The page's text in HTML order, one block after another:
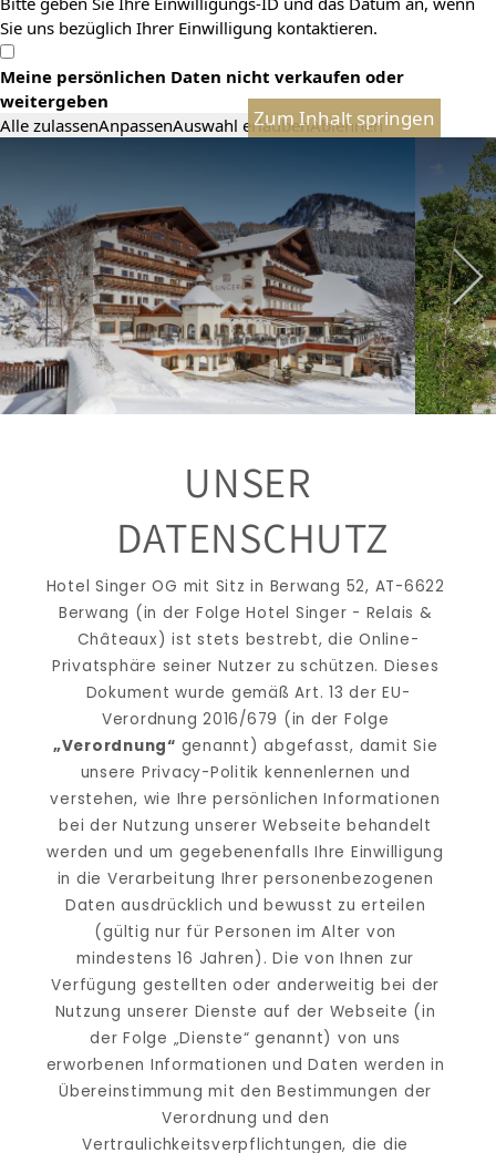
Sie uns bezüglich Ihrer Einwilligung kontaktieren.
Meine persönlichen Daten nicht verkaufen oder
weitergeben
Alle zulassenAnpassenAuswahl erlaubenAblehnen
Zum Inhalt springen
UNSER
DATENSCHUTZ
Hotel Singer OG mit Sitz in Berwang 52, AT-6622
Berwang (in der Folge Hotel Singer - Relais &
Châteaux) ist stets bestrebt, die Online-
Privatsphäre seiner Nutzer zu schützen. Dieses
Dokument wurde gemäß Art. 13 der EU-
Verordnung 2016/679 (in der Folge
„Verordnung“ genannt) abgefasst, damit Sie
unsere Privacy-Politik kennenlernen und
verstehen, wie Ihre persönlichen Informationen
bei der Nutzung unserer Webseite behandelt
werden und um gegebenenfalls Ihre Einwilligung
in die Verarbeitung Ihrer personenbezogenen
Daten ausdrücklich und bewusst zu erteilen
(gültig nur für Personen im Alter von
mindestens 16 Jahren). Die von Ihnen zur
Verfügung gestellten oder anderweitig bei der
Nutzung unserer Dienste auf der Webseite (in
der Folge „Dienste“ genannt) von uns
erworbenen Informationen und Daten werden in
Übereinstimmung mit den Bestimmungen der
Verordnung und den
Vertraulichkeitsverpflichtungen, die die